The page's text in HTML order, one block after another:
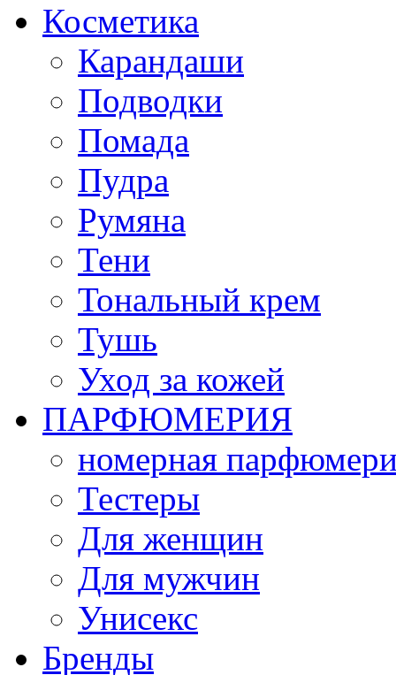
Косметика
Карандаши
Подводки
Помада
Пудра
Румяна
Тени
Тональный крем
Тушь
Уход за кожей
ПАРФЮМЕРИЯ
номерная
Тестеры
Для женщин
Для мужчин
Унисекс
Бренды